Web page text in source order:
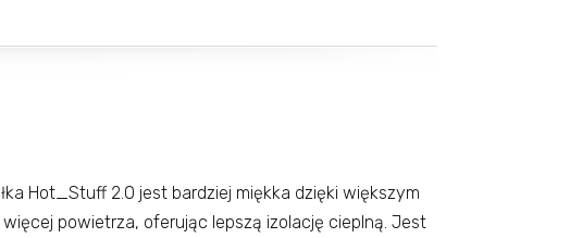
Hot_Stuff 2.0 jest bardziej miękka dzięki większym
powietrza, oferując lepszą izolację cieplną. Jest